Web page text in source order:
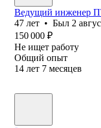
Ведущий инженер
47 лет • Был 2
150 000 ₽
Не ищет работу
Общий опыт
14 лет 7 месяцев